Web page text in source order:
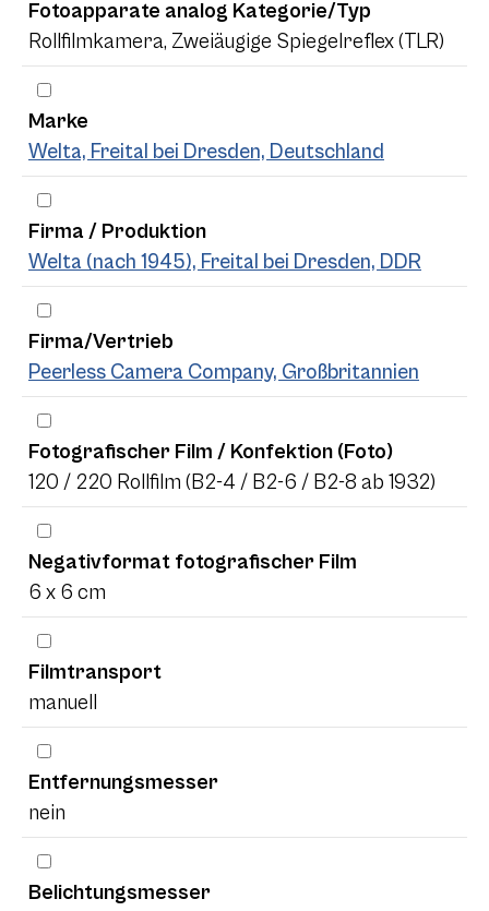
Fotoapparate analog Kategorie/Typ
Rollfilmkamera, Zweiäugige Spiegelreflex (TLR)
Marke
Welta, Freital bei Dresden, Deutschland
Firma / Produktion
Welta (nach 1945), Freital bei Dresden, DDR
Firma/Vertrieb
Peerless Camera Company, Großbritannien
Fotografischer Film / Konfektion (Foto)
120 / 220 Rollfilm (B2-4 / B2-6 / B2-8 ab 1932)
Negativformat fotografischer Film
6 x 6 cm
Filmtransport
manuell
Entfernungsmesser
nein
Belichtungsmesser